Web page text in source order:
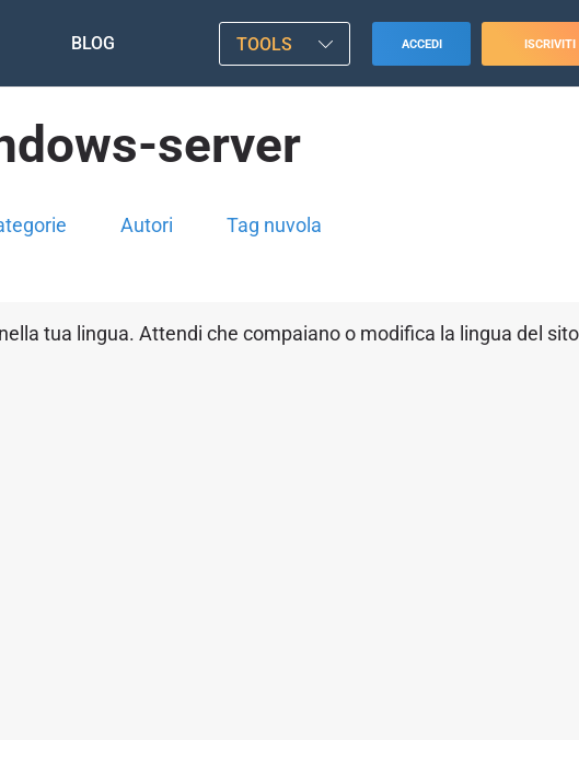
BLOG TOOLS ACCEDI ISCRIVITI
server
Autori Tag nuvola